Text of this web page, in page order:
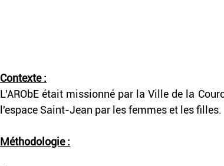
Contexte :
L'ARObE était missionné par la Ville de la
l'espace Saint-Jean par les femmes et les filles.
Méthodologie :